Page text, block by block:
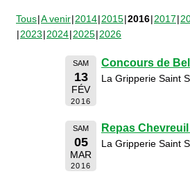
Tous A venir 2014 2015 2016 2017
2023 2024 2025 2026
SAM
13
FÉV
2016
Concours de
La Gripperie Saint
SAM
05
MAR
2016
Repas
La Gripperie Saint